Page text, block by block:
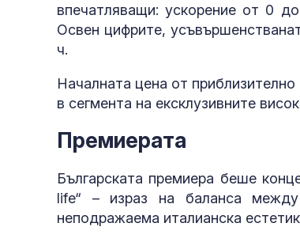
впечатляващи: ускорение от 0
Освен цифрите,
ч.
Началната цена от
в сегмента на ексклузивните
Премиерата
Българската премиера беше
life“ – израз на баланса между
неподражаема италианска